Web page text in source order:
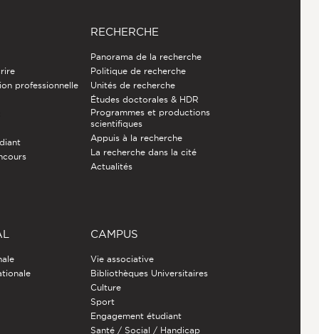
professionnelle
RECHERCHE
Panorama de la recherche
Politique de recherche
Unités de recherche
Études doctorales & HDR
Programmes et productions
scientifiques
Appuis à la recherche
La recherche dans la cité
Actualités
CAMPUS
Vie associative
Bibliothèques Universitaires
Culture
Sport
Engagement étudiant
Santé / Social / Handicap